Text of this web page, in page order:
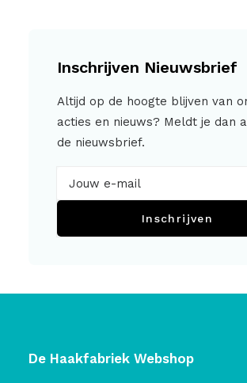
Inschrijven Nieuwsbrief
Altijd op de hoogte blijven van
acties en nieuws? Meldt je dan
de nieuwsbrief.
Inschrijven
De Haakfabriek Webshop